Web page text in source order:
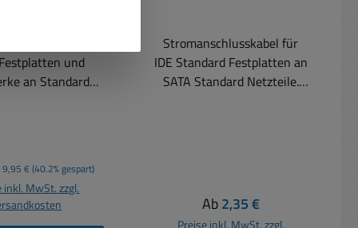
und
an Standard
Regulärer Preis:
9,95 € (40.2% gespart)
inkl. MwSt. zzgl.
Stromanschlusskabel für
IDE Standard Festplatten an
SATA Standard Netzteile.
Regulärer Preis:
Ab2,35 €
Preise inkl. MwSt. zzgl.